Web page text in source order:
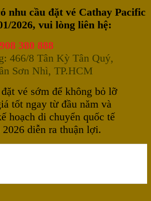
nhu cầu đặt vé Cathay Pacific
2026, vui lòng liên hệ:
380 888
466/8 Tân Kỳ Tân Quý,
Sơn Nhì, TP.HCM
vé sớm để không bỏ lỡ
tốt ngay từ đầu năm và
hoạch di chuyển quốc tế
2026 diễn ra thuận lợi.